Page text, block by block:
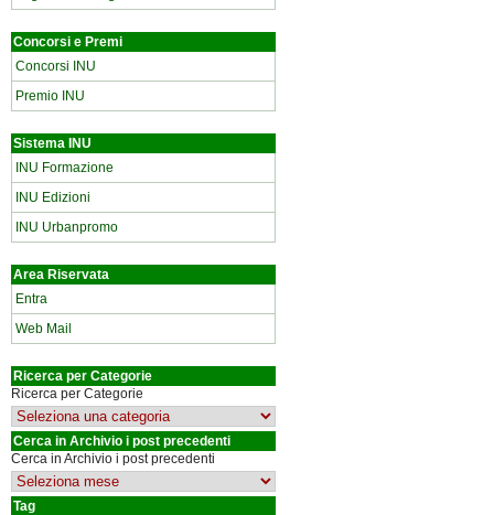
Concorsi e Premi
Concorsi INU
Premio INU
Sistema INU
INU Formazione
INU Edizioni
INU Urbanpromo
Area Riservata
Entra
Web Mail
Ricerca per Categorie
Ricerca per Categorie
Cerca in Archivio i post precedenti
Cerca in Archivio i post precedenti
Tag